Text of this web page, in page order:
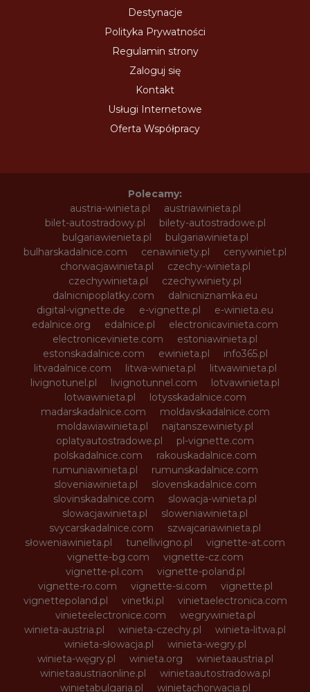
Destynacje
Polityka Prywatności
Regulamin strony
Zaloguj się
Kontakt
Usługi Internetowe
Oferta Współpracy
Polecamy:
austria-winieta.pl
austriawinieta.pl
bilet-autostradowy.pl
bilety-autostradowe.pl
bulgariawienieta.pl
bulgariawinieta.pl
bulharskadalnice.com
cenawiniety.pl
cenywiniet.pl
chorwacjawinieta.pl
czechy-winieta.pl
czechywinieta.pl
czechywiniety.pl
dalnicnipoplatky.com
dalnicniznamka.eu
digital-vignette.de
e-vignette.pl
e-winieta.eu
edalnice.org
edalnice.pl
electronicavinieta.com
electroniceviniete.com
estoniawinieta.pl
estonskadalnice.com
ewinieta.pl
info365.pl
litvadalnice.com
litwa-winieta.pl
litwawinieta.pl
livignotunel.pl
livignotunnel.com
lotvawinieta.pl
lotwawinieta.pl
lotysskadalnice.com
madarskadalnice.com
moldavskadalnice.com
moldawiawinieta.pl
najtanszewiniety.pl
oplatyautostradowe.pl
pl-vignette.com
polskadalnice.com
rakouskadalnice.com
rumuniawinieta.pl
rumunskadalnice.com
sloveniawinieta.pl
slovenskadalnice.com
slovinskadalnice.com
slowacja-winieta.pl
slowacjawinieta.pl
sloweniawinieta.pl
svycarskadalnice.com
szwajcariawinieta.pl
słoweniawinieta.pl
tunellivigno.pl
vignette-at.com
vignette-bg.com
vignette-cz.com
vignette-pl.com
vignette-poland.pl
vignette-ro.com
vignette-si.com
vignette.pl
vignettepoland.pl
vinetki.pl
vinietaelectronica.com
vinieteelectronice.com
wegrywinieta.pl
winieta-austria.pl
winieta-czechy.pl
winieta-litwa.pl
winieta-słowacja.pl
winieta-wegry.pl
winieta-węgry.pl
winieta.org
winietaaustria.pl
winietaaustriaonline.pl
winietaautostradowa.pl
winietabulgaria.pl
winietachorwacja.pl